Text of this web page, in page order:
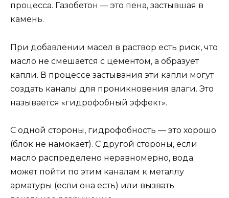
процесса. Газобетон — это пена, застывшая в
камень.
При добавлении масел в раствор есть риск, что
масло не смешается с цементом, а образует
капли. В процессе застывания эти капли могут
создать каналы для проникновения влаги. Это
называется «гидрофобный эффект».
С одной стороны, гидрофобность — это хорошо
(блок не намокает). С другой стороны, если
масло распределено неравномерно, вода
может пойти по этим каналам к металлу
арматуры (если она есть) или вызвать